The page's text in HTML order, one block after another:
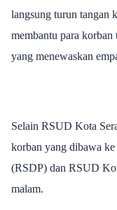
langsung turun tangan
membantu para korban
yang menewaskan
Selain RSUD Kota
korban yang dibawa
(RSDP) dan RSUD
malam.